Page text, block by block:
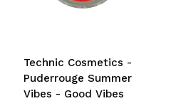
Technic Cosmetics -
Puderrouge Summer
Vibes - Good Vibes